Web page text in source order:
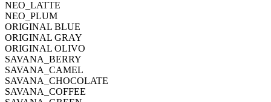
NEO_LATTE
NEO_PLUM
ORIGINAL BLUE
ORIGINAL GRAY
ORIGINAL OLIVO
SAVANA_BERRY
SAVANA_CAMEL
SAVANA_CHOCOLATE
SAVANA_COFFEE